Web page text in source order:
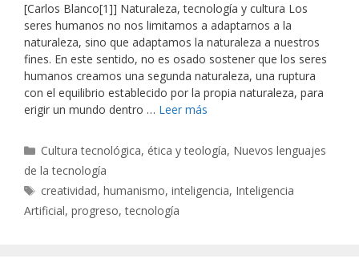
[Carlos Blanco[1]] Naturaleza, tecnología y cultura Los
seres humanos no nos limitamos a adaptarnos a la
naturaleza, sino que adaptamos la naturaleza a nuestros
fines. En este sentido, no es osado sostener que los seres
humanos creamos una segunda naturaleza, una ruptura
con el equilibrio establecido por la propia naturaleza, para
erigir un mundo dentro … Leer más
Categorías
Cultura tecnológica, ética y teología, Nuevos lenguajes
de la tecnología
Etiquetas
creatividad,humanismo,inteligencia, Inteligencia
Artificial, progreso,tecnología